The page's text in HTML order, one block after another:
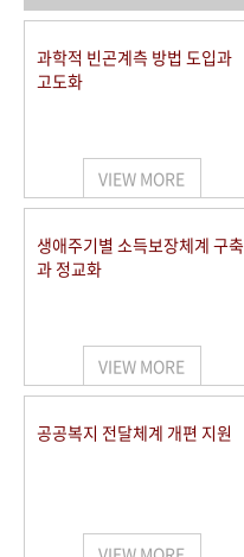
과학적 빈곤계측 방법 도입과
고도화
VIEW MORE
생애주기별 소득보장체계 구축
과 정교화
VIEW MORE
공공복지 전달체계 개편 지원